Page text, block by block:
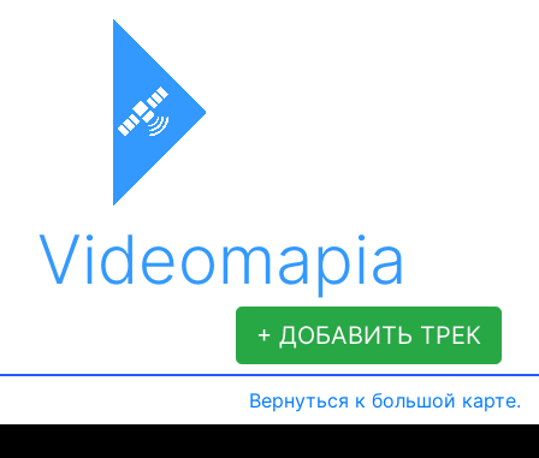
Videomapia
+ ДОБАВИТЬ ТРЕК
Вернуться к большой карте.